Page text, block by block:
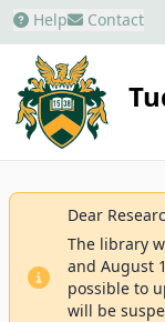
Help Contact
Dear
The library
and August
possible to
will be